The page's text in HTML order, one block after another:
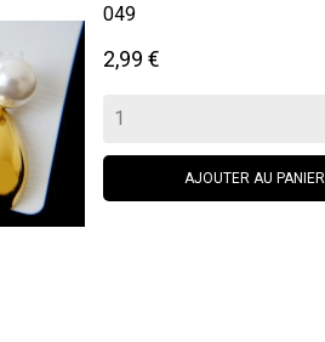
049
Prix
2,99 €
AJOUTER AU PANIER